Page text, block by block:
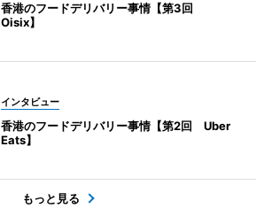
香港のフードデリバリー事情【第3回
Oisix】
インタビュー
香港のフードデリバリー事情【第2回 Uber
Eats】
もっと見る